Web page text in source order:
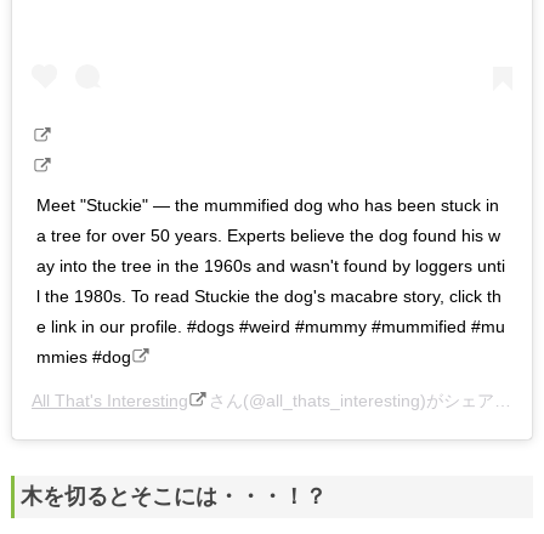
Meet "Stuckie" — the mummified dog who has been stuck in
a tree for over 50 years. Experts believe the dog found his w
ay into the tree in the 1960s and wasn't found by loggers unti
l the 1980s. To read Stuckie the dog's macabre story, click th
e link in our profile. #dogs #weird #mummy #mummified #mu
mmies #dog
All That's Interesting さん(@all_thats_interesting)がシェアした投稿 –
木を切るとそこには・・・！？